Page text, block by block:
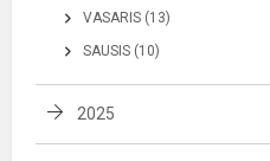
VASARIS (13)
SAUSIS (10)
2025